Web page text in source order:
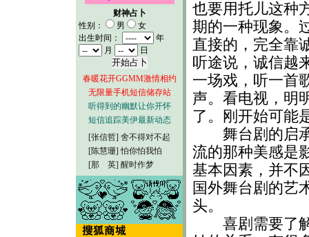
财神占卜
性别：
男
女
出生时间：
年
月
日
春暖花开GGMM激情相约
无限量手机短信储存站
听得到的幽默让你开怀
短信追踪美伊最新动态
[张信哲] 舍不得对不起
[陈慧珊] 怕你怕我怕
[那 英] 醒时作梦
也要用托儿这种
期的一种现象。
直接的，完全靠
听途说，诚信越
一场戏，听一首
声。看电视，明
了。刚开始可能
舞台剧的启承
流的那种美感是
基本因素，并不
国外舞台剧的艺
头。
喜剧需要了解